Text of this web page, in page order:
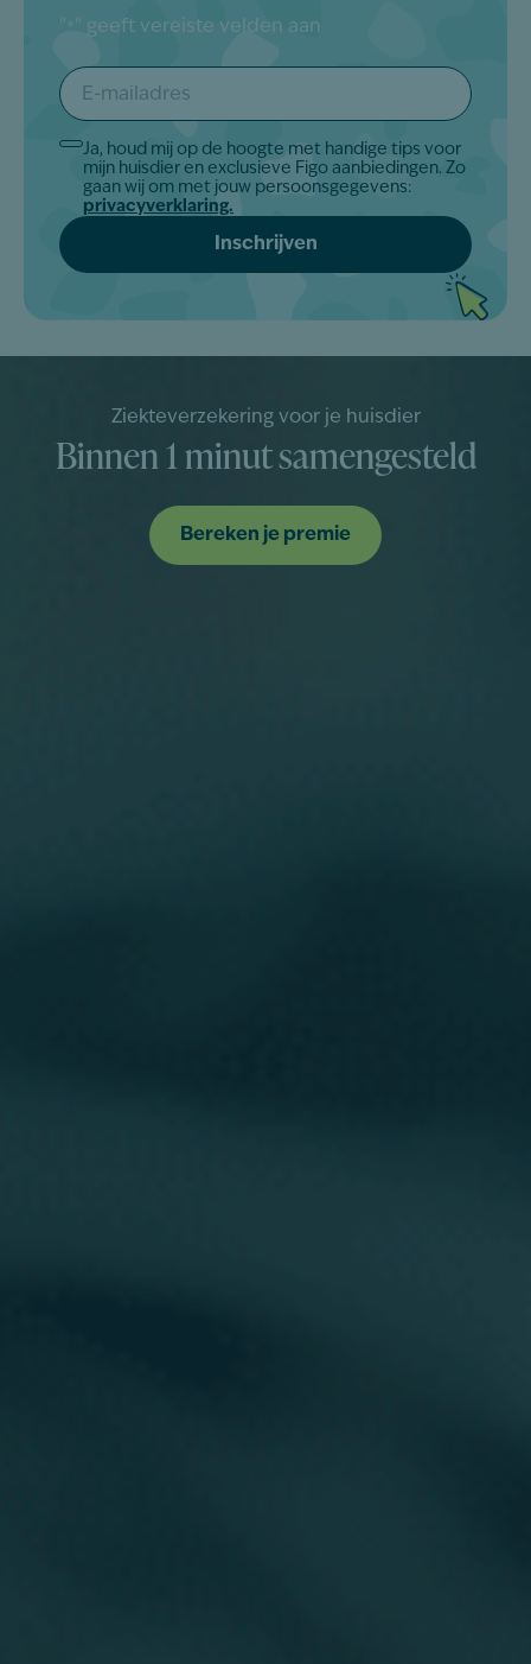
" * " geeft vereiste velden aan
E-
mailadres
*
Akkoord
Ja, houd mij op de hoogte met handige tips voor
mijn huisdier en exclusieve Figo aanbiedingen. Zo
gaan wij om met jouw persoonsgegevens:
privacyverklaring.
Ziekteverzekering voor je huisdier
Binnen 1 minut samengesteld
Bereken je premie